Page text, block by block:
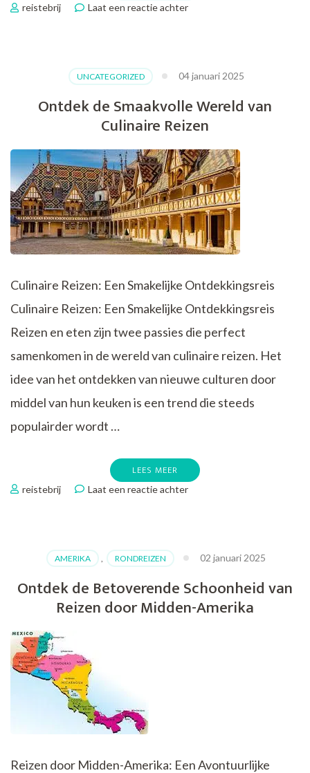
reistebrij Laat een reactie achterop
Voor
Zomervakantie
2019
UNCATEGORIZED 04 januari 2025
Ontdek de Smaakvolle Wereld van
Culinaire Reizen
Culinaire Reizen: Een Smakelijke Ontdekkingsreis
Culinaire Reizen: Een Smakelijke Ontdekkingsreis
Reizen en eten zijn twee passies die perfect
samenkomen in de wereld van culinaire reizen. Het
idee van het ontdekken van nieuwe culturen door
middel van hun keuken is een trend die steeds
populairder wordt …
LEES MEER
reistebrij Laat een reactie achterop
van
Reizen
AMERIKA RONDREIZEN 02 januari 2025
Ontdek de Betoverende Schoonheid van
Reizen door Midden-Amerika
Reizen door Midden-Amerika: Een Avontuurlijke